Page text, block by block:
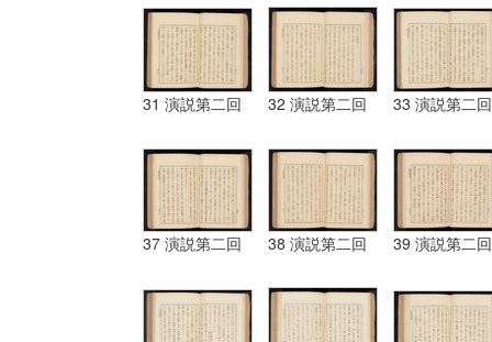
31 演説第二回 32 演説第二回 33 演説第二回
37 演説第二回 38 演説第二回 39 演説第二回